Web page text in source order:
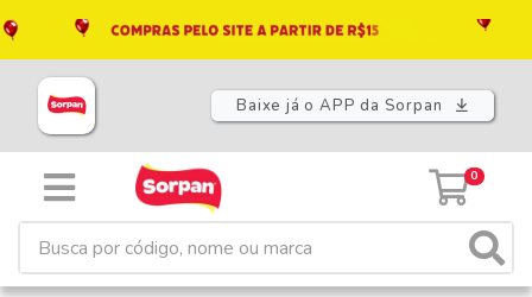
Baixe já o APP da Sorpan
0